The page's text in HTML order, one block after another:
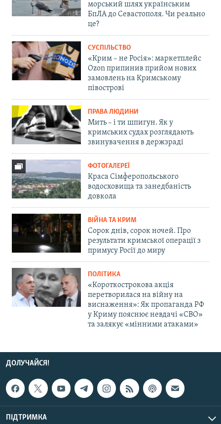
морський шлях українським
БпЛА до Севастополя. Чи реально
це?
СУСПІЛЬСТВО
«Крим – не Росія»: маркетплейс
Ozon припинив прийом нових
замовлень на Кримському
півострові
ПРАВА ЛЮДИНИ
Мить – і ти шпигун. Як у
кримських судах розглядають
звинувачення в держзраді
ФОТОГАЛЕРЕЇ
Краса Сімферопольського
водосховища та занедбаність
довкола
ВІЙНА ТА КРИМ
Сорок днів, сорок ночей. Про
результати кримської операції з
примусу Росії до миру
ПОЛІТИКА
«Короткострокова акція
перетворилася на війну на
виснаження»: Як пропаганда РФ
у Криму пояснює невдачі «СВО»
та залякує «мінними атаками»
ДОЛУЧАЙСЯ!
ПІДТРИМКА